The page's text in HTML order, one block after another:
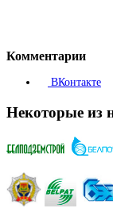
Комментарии
ВКонтакте
Некоторые из